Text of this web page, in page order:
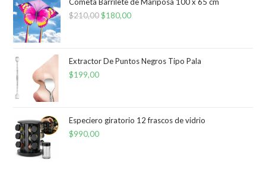
$210,00El
era:
$180,00El
es:
Extractor De Puntos Negros Tipo Pala
$199,00
Especiero giratorio 12 frascos de vidrio
$990,00